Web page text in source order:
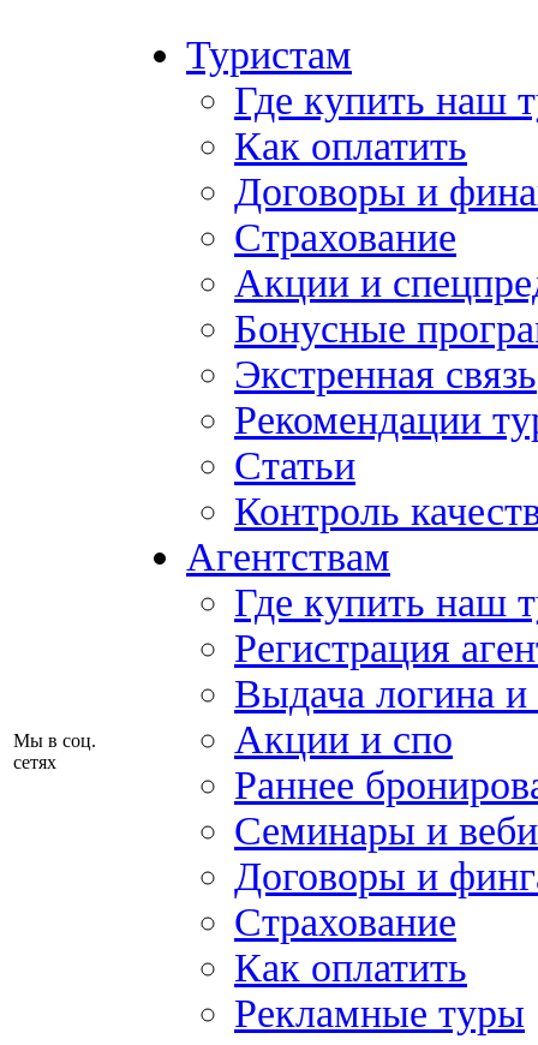
Мы в соц.
сетях
Туристам
Где купить наш
Как оплатить
Договоры и
Страхование
Акции и
Бонусные
Экстренная связь
Рекомендации
Статьи
Контроль
Агентствам
Где купить наш
Регистрация
Выдача логина и
Акции и спо
Раннее
Семинары и
Договоры и
Страхование
Как оплатить
Рекламные туры